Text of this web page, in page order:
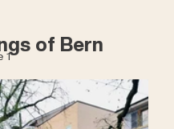
1 of Bern